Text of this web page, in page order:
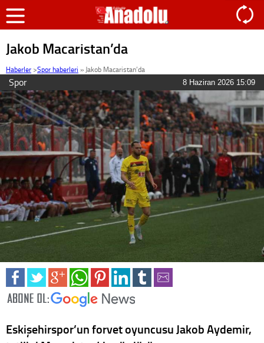
Jakob Macaristan’da
Haberler >Spor haberleri » Jakob Macaristan’da
Spor 8 Haziran 2026 15:09
Eskişehirspor’un forvet oyuncusu Jakob Aydemir,